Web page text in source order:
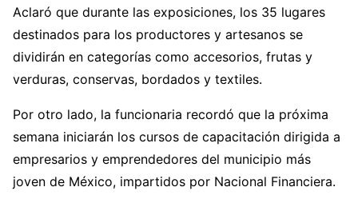
Aclaró que durante las exposiciones, los 35 lugares
destinados para los productores y artesanos se
dividirán en categorías como accesorios, frutas y
verduras, conservas, bordados y textiles.
Por otro lado, la funcionaria recordó que la próxima
semana iniciarán los cursos de capacitación dirigida a
empresarios y emprendedores del municipio más
joven de México, impartidos por Nacional Financiera.